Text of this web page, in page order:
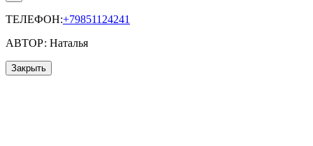
ТЕЛЕФОН:+79851124241
АВТОР: Наталья
Закрыть